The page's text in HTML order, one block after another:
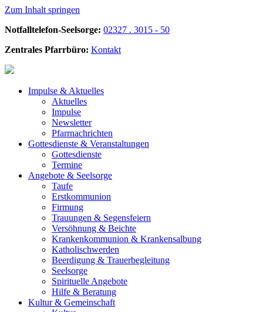
Zum Inhalt springen
Notfalltelefon-Seelsorge: 02327 . 3015 - 50
Zentrales Pfarrbüro: Kontakt
Impulse & Aktuelles
Aktuelles
Impulse
Newsletter
Pfarrnachrichten
Gottesdienste & Veranstaltungen
Gottesdienste
Termine
Angebote & Seelsorge
Taufe
Erstkommunion
Firmung
Trauungen & Segensfeiern
Versöhnung & Beichte
Krankenkommunion & Krankensalbung
Katholischwerden
Beerdigung & Trauerbegleitung
Seelsorge
Spirituelle Angebote
Hilfe & Beratung
Kultur & Gemeinschaft